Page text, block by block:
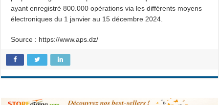
ayant enregistré 800.000 opérations via les différents moyens
électroniques du 1 janvier au 15 décembre 2024.
Source : https://www.aps.dz/